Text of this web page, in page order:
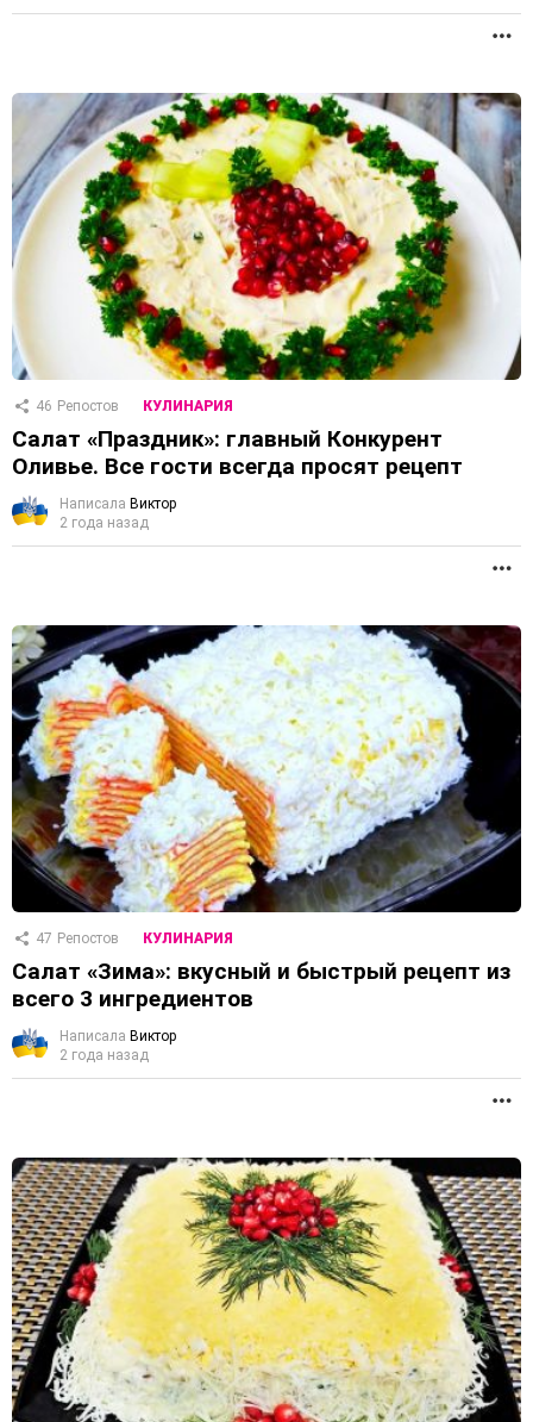
46 Репостов КУЛИНАРИЯ
Салат «Праздник»: главный Конкурент
Оливье. Все гости всегда просят рецепт
Написала Виктор
2 года назад
47 Репостов КУЛИНАРИЯ
Салат «Зима»: вкусный и быстрый рецепт из
всего 3 ингредиентов
Написала Виктор
2 года назад